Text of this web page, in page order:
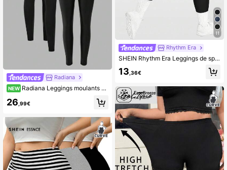
Radiana
NEW Radiana Leggings moulants grande taille pour femmes, couleur unie, taille haute, décontractés et polyvalents pour un usage quotidien
26 ,99€
11
Rhythm Era
SHEIN Rhythm Era Leggings de sport à large taille pour femmes en grande taille, pantalon de yoga
13 ,36€